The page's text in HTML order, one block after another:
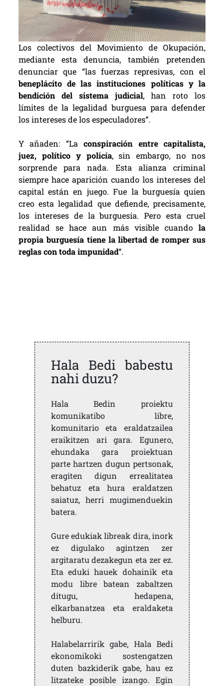
Los colectivos del Movimiento de Okupación,
mediante esta denuncia, también pretenden
denunciar que “las fuerzas represivas, con el
beneplácito de las instituciones políticas y la
bendición del sistema judicial, han roto los
límites de la legalidad burguesa para defender
los intereses de los especuladores”.
Y añaden: “Laconspiración entre capitalista,
juez, político y policía, sin embargo, no nos
sorprende para nada. Esta alianza criminal
siempre hace aparición cuando los intereses del
capital están en juego. Fue la burguesía quien
creo esta legalidad que defiende, precisamente,
los intereses de la burguesía. Pero esta cruel
realidad se hace aun más visible cuando la
propia burguesía tiene la libertad de romper sus
reglas con toda impunidad“.
Hala Bedi babestu
nahi duzu?
Hala Bedin proiektu
komunikatibo libre,
komunitario eta eraldatzailea
eraikitzen ari gara. Egunero,
ehundaka gara proiektuan
parte hartzen dugun pertsonak,
eragiten digun errealitatea
behatuz eta hura eraldatzen
saiatuz, herri mugimenduekin
batera.
Gure edukiak libreak dira, inork
ez digulako agintzen zer
argitaratu dezakegun eta zer ez.
Eta eduki hauek dohainik eta
modu libre batean zabaltzen
ditugu, hedapena,
elkarbanatzea eta eraldaketa
helburu.
Halabelarririk gabe, Hala Bedi
ekonomikoki sostengatzen
duten bazkiderik gabe, hau ez
litzateke posible izango. Egin